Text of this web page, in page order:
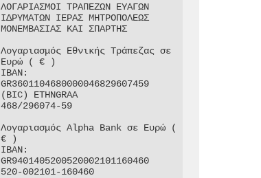
ΛΟΓΑΡΙΑΣΜΟΙ ΤΡΑΠΕΖΩΝ ΕΥΑΓΩΝ
ΙΔΡΥΜΑΤΩΝ ΙΕΡΑΣ ΜΗΤΡΟΠΟΛΕΩΣ
ΜΟΝΕΜΒΑΣΙΑΣ ΚΑΙ ΣΠΑΡΤΗΣ
Λογαριασμός Εθνικής Τράπεζας σε
Ευρώ ( € )
IBAN:
GR3601104680000046829607459
(BIC) ETHNGRAA
468/296074-59
Λογαριασμός Alpha Bank σε Ευρώ (
€ )
IBAN:
GR9401405200520002101160460
520-002101-160460